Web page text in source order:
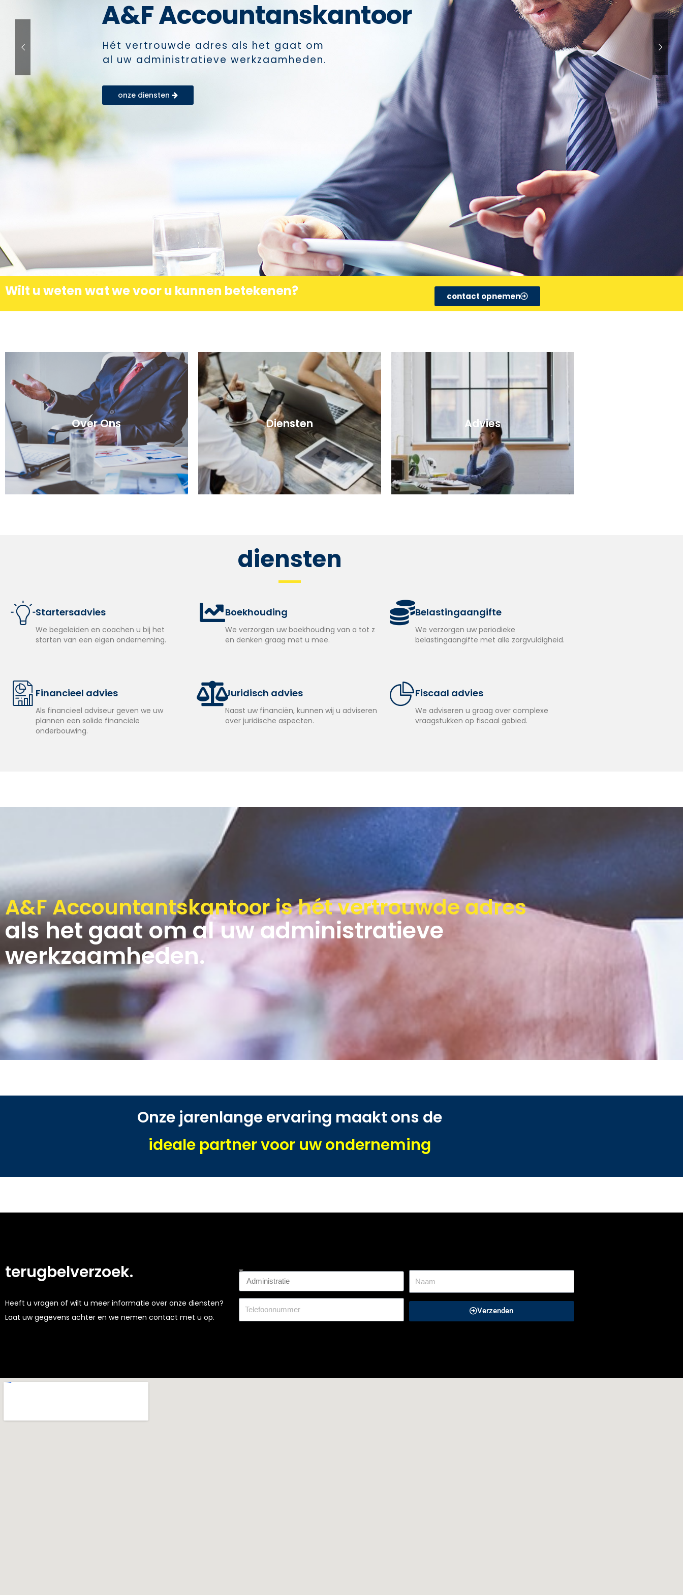
A&F Accountanskantoor
Hét vertrouwde adres als het gaat om
al uw administratieve werkzaamheden.
onze diensten
Wilt u weten wat we voor u kunnen betekenen? contact opnemen
Over Ons
Over Ons
We zijn gespecialiseerd in boekhouding en
Diensten
Diensten
Praktische begeleiding en focus op gericht advies staan
Advies
Advies
Heeft u advies of meer informatie nodig omtrent uw
contact opnemen
diensten
Startersadvies
We begeleiden en coachen u bij het
starten van een eigen onderneming.
Boekhouding
We verzorgen uw boekhouding van a tot z
en denken graag met u mee.
Belastingaangifte
We verzorgen uw periodieke
belastingaangifte met alle zorgvuldigheid.
Financieel advies
Als financieel adviseur geven we uw
plannen een solide financiële
onderbouwing.
Juridisch advies
Naast uw financiën, kunnen wij u adviseren
over juridische aspecten.
Fiscaal advies
We adviseren u graag over complexe
vraagstukken op fiscaal gebied.
A&F Accountantskantoor is hét vertrouwde adres
als het gaat om al uw administratieve
werkzaamheden.
Onze jarenlange ervaring maakt ons de
ideale partner voor uw onderneming
terugbelverzoek.
Heeft u vragen of wilt u meer informatie over onze diensten?
Laat uw gegevens achter en we nemen contact met u op.
Verzenden